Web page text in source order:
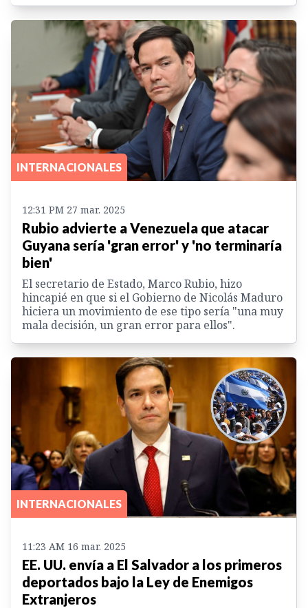
INTERNACIONALES
12:31 PM 27 mar. 2025
Rubio advierte a Venezuela que atacar
Guyana sería 'gran error' y 'no terminaría
bien'
El secretario de Estado, Marco Rubio, hizo
hincapié en que si el Gobierno de Nicolás Maduro
hiciera un movimiento de ese tipo sería "una muy
mala decisión, un gran error para ellos".
INTERNACIONALES
11:23 AM 16 mar. 2025
EE. UU. envía a El Salvador a los primeros
deportados bajo la Ley de Enemigos
Extranjeros